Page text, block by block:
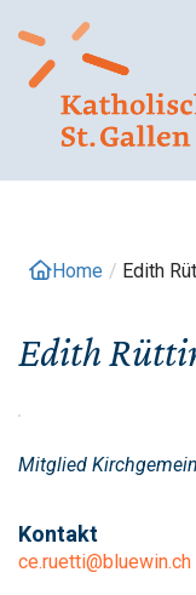
zum
Inhalt
Home / Edith
Edith
Mitglied
Kontakt
ce.ruetti@bluewin.ch